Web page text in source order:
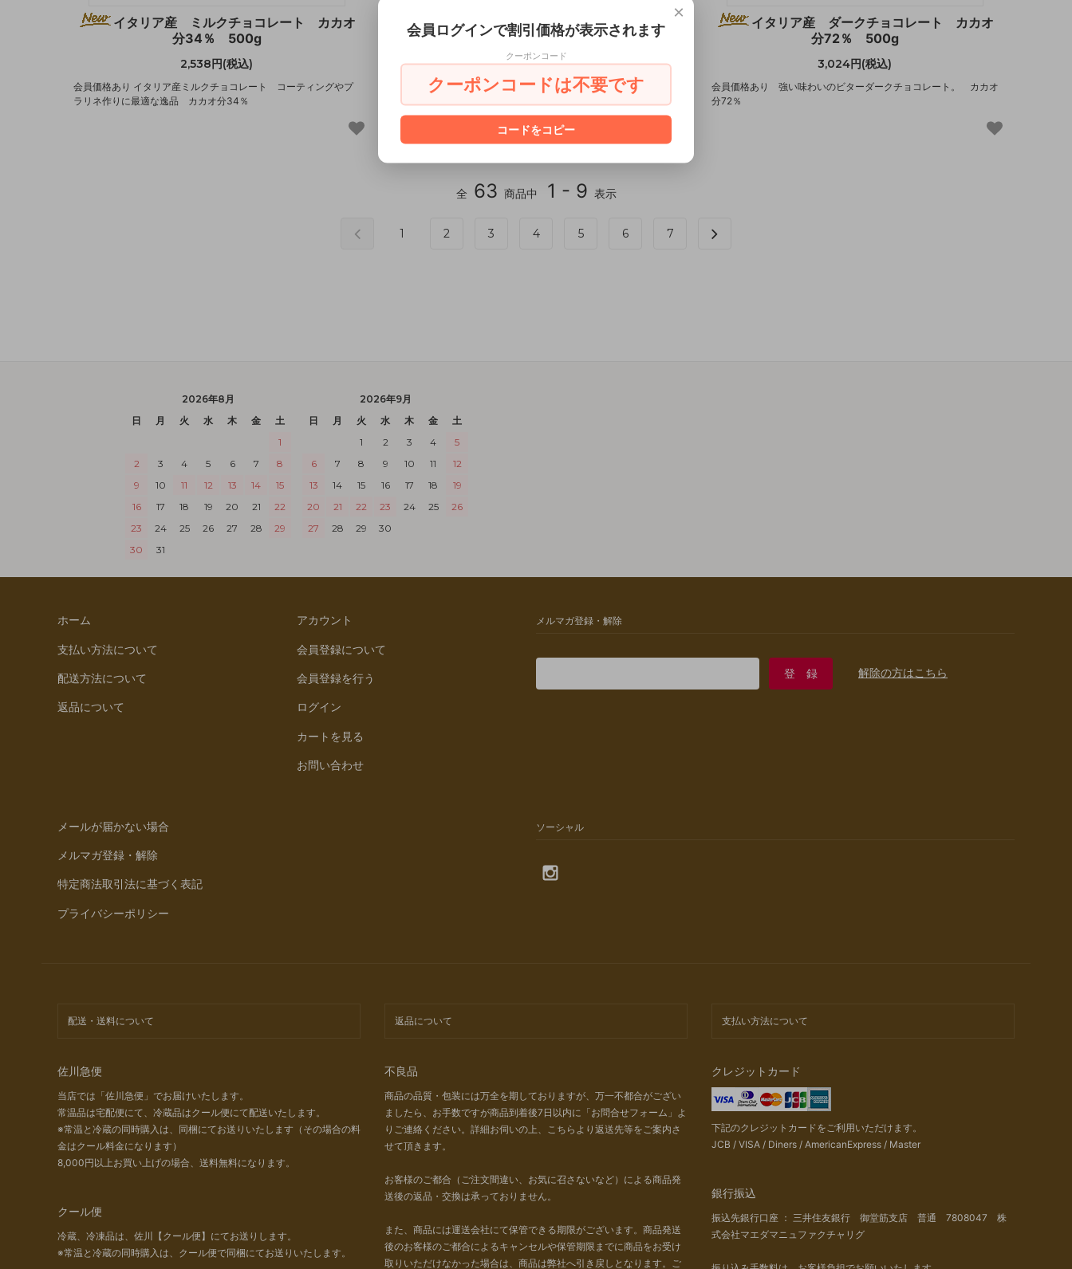
イタリア産 ミルクチョコレート カカオ
分34％ 500g
2,538円(税込)
会員価格あり イタリア産ミルクチョコレート コーティングやプ
ラリネ作りに最適な逸品 カカオ分34％
イタリア産 ダークチョコレート カカオ
分58％ 500g
2,592円(税込)
会員価格あり 理想的な流動性はあらゆるスイーツに適しているダ
ークチョコレート カカオ分58％
イタリア産 ダークチョコレート カカオ
分72％ 500g
3,024円(税込)
会員価格あり 強い味わいのビターダークチョコレート。 カカオ
分72％
全 63 商品中 1 - 9 表示
1 2 3 4 5 6 7
2026年8月
日
月 火 水 木 金
土
1
2
3 4 5 6 7
8
9
10 11 12 13 14
15
16
17 18 19 20 21
22
23
24 25 26 27 28
29
30
31
2026年9月
日
月 火 水 木 金
土
1
2 3 4
5
6
7 8 9 10 11
12
13
14 15 16 17 18
19
20
21 22 23 24 25
26
27
28 29 30
メルマガ登録・解除
解除の方はこちら
ホーム
支払い方法について
配送方法について
返品について
アカウント
会員登録について
会員登録を行う
ログイン
カートを見る
お問い合わせ
ソーシャル
メールが届かない場合
メルマガ登録・解除
特定商法取引法に基づく表記
プライバシーポリシー
配送・送料について
佐川急便
当店では「佐川急便」でお届けいたします。
常温品は宅配便にて、冷蔵品はクール便にて配送いたします。
※常温と冷蔵の同時購入は、同梱にてお送りいたします（その場合の料
金はクール料金になります）
8,000円以上お買い上げの場合、送料無料になります。
クール便
冷蔵、冷凍品は、佐川【クール便】にてお送りします。
※常温と冷蔵の同時購入は、クール便で同梱にてお送りいたします。
返品について
不良品
商品の品質・包装には万全を期しておりますが、万一不都合がござい
ましたら、お手数ですが商品到着後7日以内に「お問合せフォーム」よ
りご連絡ください。詳細お伺いの上、こちらより返送先等をご案内さ
せて頂きます。
お客様のご都合（ご注文間違い、お気に召さないなど）による商品発
送後の返品・交換は承っておりません。
また、商品には運送会社にて保管できる期限がございます。商品発送
後のお客様のご都合によるキャンセルや保管期限までに商品をお受け
取りいただけなかった場合は、商品は弊社へ引き戻しとなります。ご
支払い方法について
クレジットカード
下記のクレジットカードをご利用いただけます。
JCB / VISA / Diners / AmericanExpress / Master
銀行振込
振込先銀行口座 ： 三井住友銀行 御堂筋支店 普通 7808047 株
式会社マエダマニュファクチャリグ
×
会員ログインで割引価格が表示されます
クーポンコード
クーポンコードは不要です
コードをコピー